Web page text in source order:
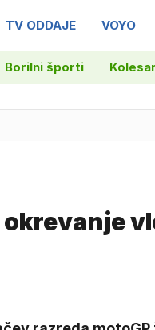
TV ODDAJE VOYO
Borilni športi